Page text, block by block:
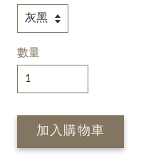
數量
加入購物車